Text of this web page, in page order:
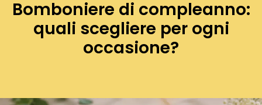
Bomboniere di compleanno:
quali scegliere per ogni
occasione?